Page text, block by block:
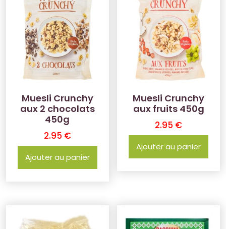
Muesli Crunchy
aux 2 chocolats
450g
2.95 €
Ajouter au panier
Muesli Crunchy
aux fruits 450g
2.95 €
Ajouter au panier